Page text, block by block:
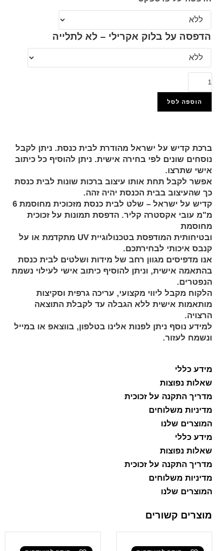
הדפסה על בלוק אקרילי – לא לתלייה
הוספה לסל
ברכת קדיש על ישראל מהודרת לבית כנסת. ניתן לקבל
נוסחים שונים לפי בחירה אישית. ניתן להוסיף כל כיתוב
אישי שתרצו.
אפשר לקבל תחת אותו עיצוב ברכות שונות לבית כנסת
כך שהעיצוב בבית הכנסת יהיה זהה.
קדיש על ישראל – שלט לבית כנסת מזכוכית מחוסמת 6
מ"מ עובי אקסטרה קליר. הדפסת תמונות על זכוכית
מחוסמת
ובטיחותית המודפסת בטכנולוגיית UV מתקדמת או על
קנבס איכותי לבחירתכם.
אנו מדפיסים מגוון רחב של מידות ושלטים לבית כנסת
בהתאמה אישית, וניתן להוסיף כיתוב אישי לעילוי נשמת
הנפטרים.
הלקוח מקבל ליווי מקצועי, עריכה גרפית וסקיצות
מותאמות אישית ללא הגבלה עד לקבלת התוצאה
הרצויה.
למידע נוסף ניתן לפנות אלינו בטלפון, בווצאפ או במייל
ונשמח לעזור.
מידע כללי
שאלות נפוצות
מדריך התקנה על זכוכית
מדיניות משלוחים
המוצרים שלנו
מידע כללי
שאלות נפוצות
מדריך התקנה על זכוכית
מדיניות משלוחים
המוצרים שלנו
מוצרים קשורים